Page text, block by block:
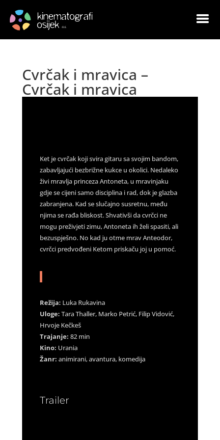
Cvrčak i mravica –
Cvrčak i mravica
Ket je cvrčak koji svira gitaru sa svojim bandom,
zabavljajući bezbrižne kukce u okolici. Nedaleko
živi mravlja princeza Antoneta, u mravinjaku
gdje se cijeni samo disciplina i rad, dok je glazba
zabranjena. Kad se slučajno susretnu, među
njima se rađa bliskost. Shvativši da cvrčci ne
mogu preživjeti zimu, Antoneta ih želi spasiti, ali
bezuspješno. No kad ju otme mrav Anteodor,
cvrčci predvođeni Ketom priskaču joj u pomoć.
Režija: Luka Rukavina
Uloge: Tara Thaller, Marko Petrić, Filip Vidović,
Hrvoje Kečkeš
Trajanje: 82 min
Kino: Urania
Žanr: animirani, avantura, komedija
Trailer